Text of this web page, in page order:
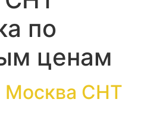
по
ценам
Москва СНТ